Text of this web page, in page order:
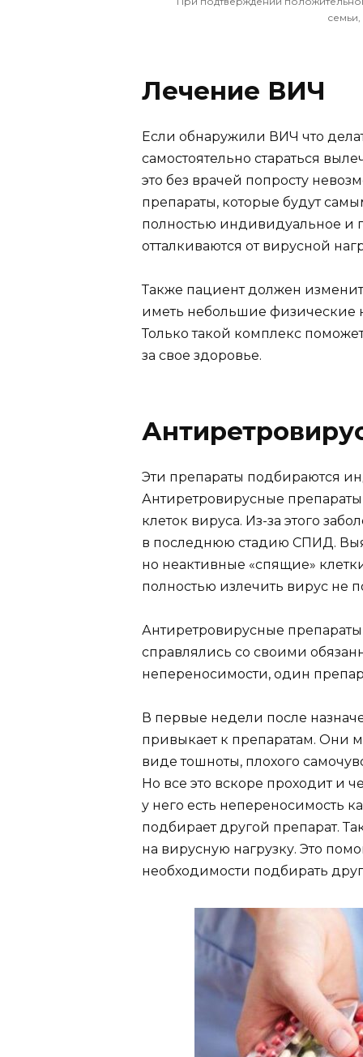
Лечение ВИЧ
Если обнаружили ВИЧ что
самостоятельно стараться
это без врачей попросту
препараты, которые будут
полностью индивидуальное и
отталкиваются от вирусной
Также пациент должен
иметь небольшие физические
Только такой комплекс
за свое здоровье.
Эти препараты подбираются
Антиретровирусные
клеток вируса. Из-за этого
в последнюю стадию СПИД.
но неактивные «спящие»
полностью излечить вирус не
Антиретровирусные
справлялись со своими
непереносимости, один
В первые недели после
привыкает к препаратам. Они
виде тошноты, плохого
Но все это вскоре проходит и
у него есть непереносимость
подбирает другой препарат.
на вирусную нагрузку. Это
необходимости подбирать